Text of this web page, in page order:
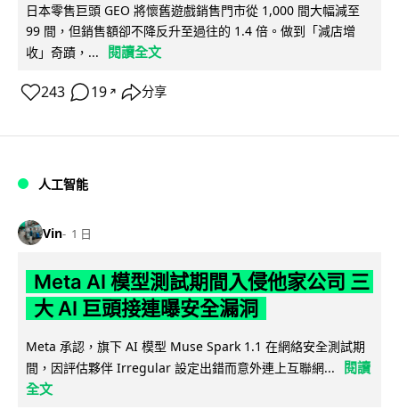
日本零售巨頭 GEO 將懷舊遊戲銷售門市從 1,000 間大幅減至
99 間，但銷售額卻不降反升至過往的 1.4 倍。做到「減店增
收」奇蹟，...
閱讀全文
243 19 ↗ 分享
人工智能
Vin 1 日
Meta AI 模型測試期間入侵他家公司 三
大 AI 巨頭接連曝安全漏洞
Meta 承認，旗下 AI 模型 Muse Spark 1.1 在網絡安全測試期
間，因評估夥伴 Irregular 設定出錯而意外連上互聯網...
閱讀
全文